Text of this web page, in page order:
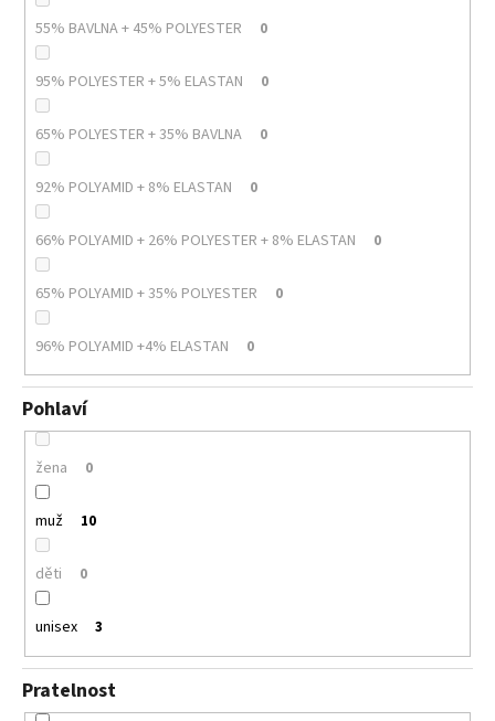
55% BAVLNA + 45% POLYESTER 0
95% POLYESTER + 5% ELASTAN 0
65% POLYESTER + 35% BAVLNA 0
92% POLYAMID + 8% ELASTAN 0
66% POLYAMID + 26% POLYESTER + 8% ELASTAN 0
65% POLYAMID + 35% POLYESTER 0
96% POLYAMID +4% ELASTAN 0
Pohlaví
žena 0
muž 10
děti 0
unisex 3
Pratelnost